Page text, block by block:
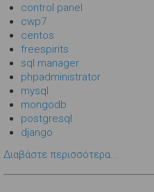
control panel
cwp7
centos
freespirits
sql manager
phpadministrator
mysql
mongodb
postgresql
django
Διαβάστε περισσότερα...